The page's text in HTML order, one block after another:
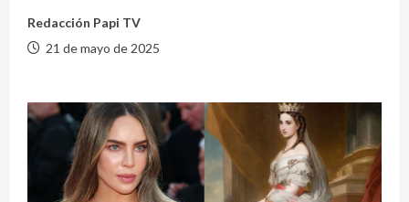
Redacción Papi TV
21 de mayo de 2025